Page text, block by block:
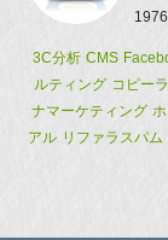
1976
3C分析 CMS
ルティング コピー
ナマーケティング
アル リファラスパム